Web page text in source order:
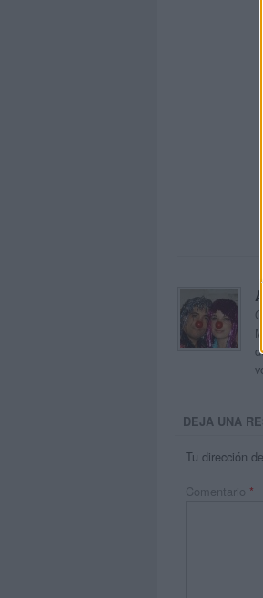
DEJA UNA
Tu dirección
Comentario *